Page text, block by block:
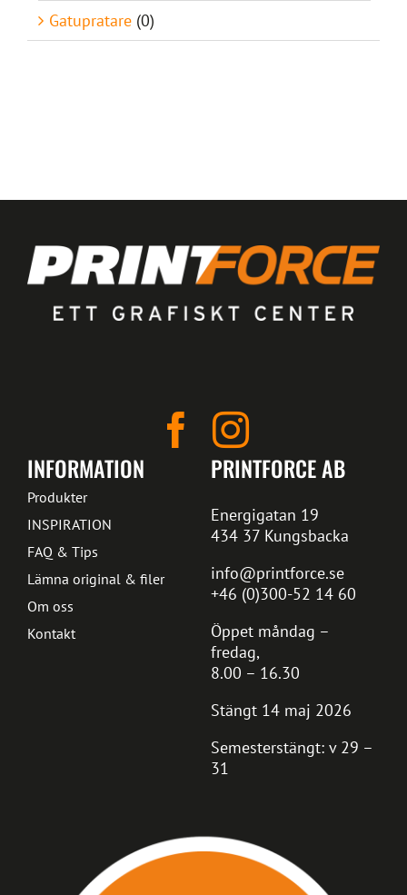
Gatupratare (0)
PRINTFORCE AB
Energigatan 19
434 37 Kungsbacka
info@printforce.se
+46 (0)300-52 14 60
Öppet måndag –
fredag,
8.00 – 16.30
Stängt 14 maj 2026
Semesterstängt: v 29 –
31
INFORMATION
Produkter
INSPIRATION
FAQ & Tips
Lämna original & filer
Om oss
Kontakt